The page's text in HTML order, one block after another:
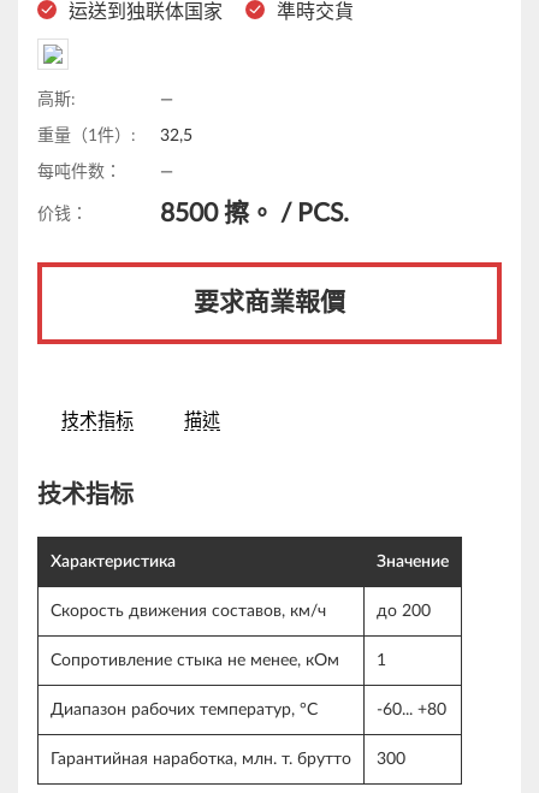
运送到独联体国家 準時交貨
高斯: —
重量（1件）: 32,5
每吨件数： —
价钱： 8500擦。 / PCS.
要求商業報價
技术指标 描述
技术指标
Характеристика Значение
Скорость движения составов, км/ч до 200
Сопротивление стыка не менее, кОм 1
Диапазон рабочих температур, °C -60... +80
Гарантийная наработка, млн. т. брутто 300